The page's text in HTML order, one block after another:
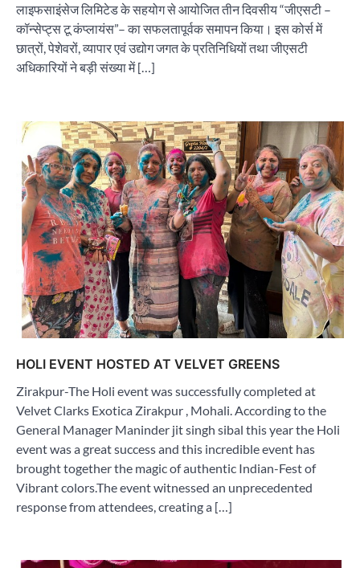
लाइफसाइंसेज लिमिटेड के सहयोग से आयोजित तीन दिवसीय “जीएसटी –
कॉन्सेप्ट्स टू कंप्लायंस”– का सफलतापूर्वक समापन किया। इस कोर्स में
छात्रों, पेशेवरों, व्यापार एवं उद्योग जगत के प्रतिनिधियों तथा जीएसटी
अधिकारियों ने बड़ी संख्या में […]
HOLI EVENT HOSTED AT VELVET GREENS
Zirakpur-The Holi event was successfully completed at
Velvet Clarks Exotica Zirakpur , Mohali. According to the
General Manager Maninder jit singh sibal this year the Holi
event was a great success and this incredible event has
brought together the magic of authentic Indian-Fest of
Vibrant colors.The event witnessed an unprecedented
response from attendees, creating a […]